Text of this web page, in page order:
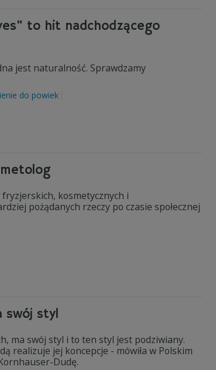
to hit nadchodzącego
jest naturalność. Sprawdzamy
do powiek
fryzjerskich, kosmetycznych i
pożądanych rzeczy po czasie społecznej
swój styl
ma swój styl i to ten styl jest podziwiany.
realizuje jej koncepcje - mówiła w Polskim
Dudę.